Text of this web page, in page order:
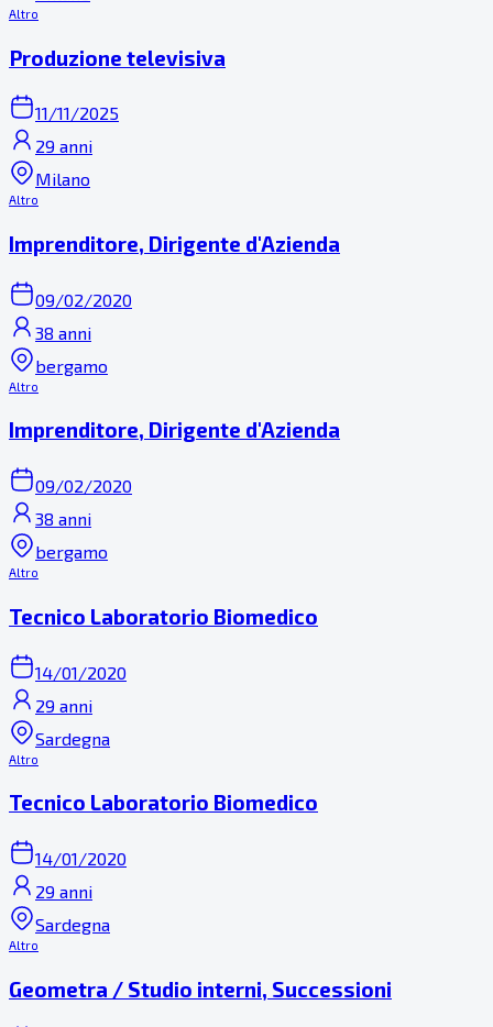
Altro
Produzione televisiva
11/11/2025
29 anni
Milano
Altro
Imprenditore, Dirigente d'Azienda
09/02/2020
38 anni
bergamo
Altro
Imprenditore, Dirigente d'Azienda
09/02/2020
38 anni
bergamo
Altro
Tecnico Laboratorio Biomedico
14/01/2020
29 anni
Sardegna
Altro
Tecnico Laboratorio Biomedico
14/01/2020
29 anni
Sardegna
Altro
Geometra / Studio interni, Successioni